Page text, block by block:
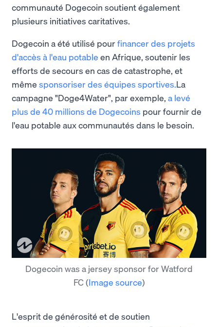
communauté Dogecoin soutient également
plusieurs initiatives caritatives.
Dogecoin a été utilisé pourfinancer des projets
d'accès à l'eau potable en Afrique, soutenir les
efforts de secours en cas de catastrophe, et
même sponsoriser des équipes sportives.La
campagne "Doge4Water", par exemple, a levé
plus de 40 millions de Dogecoins pour fournir de
l'eau potable aux communautés dans le besoin.
Dogecoin was a jersey sponsor for Watford
FC(Image source)
L'esprit de générosité et de soutien